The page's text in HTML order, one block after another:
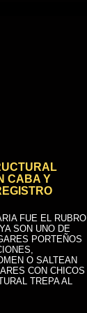
CABA Y
FUE EL RUBRO
SON UNO DE
PORTEÑOS
O SALTEAN
CON CHICOS
TREPA AL